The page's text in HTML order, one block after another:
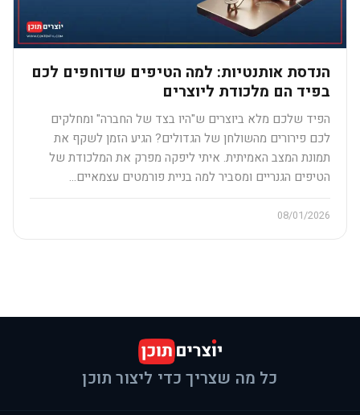
הנדסת אותנטיות: למה הטיפים שדוחפים לכם
בפיד הם מלכודת ליוצרים
הפיד שלכם מלא ביוצרים ש"היו בצד של החברה" ומחלקים
לכם פירורים מהשולחן של הגדולים? הגיע הזמן לשקף את
תמונת המצב האמיתית. איתי ליפקה מפרק את המלכודת של
הטיפים הגנריים ומסביר למה בניית פורמטים עצמאיים…
08/01/2026
כל מה שצריך כדי ליצור תוכן